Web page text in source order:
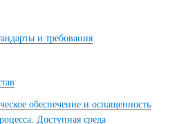
и требования
обеспечение и оснащенность
Доступная среда